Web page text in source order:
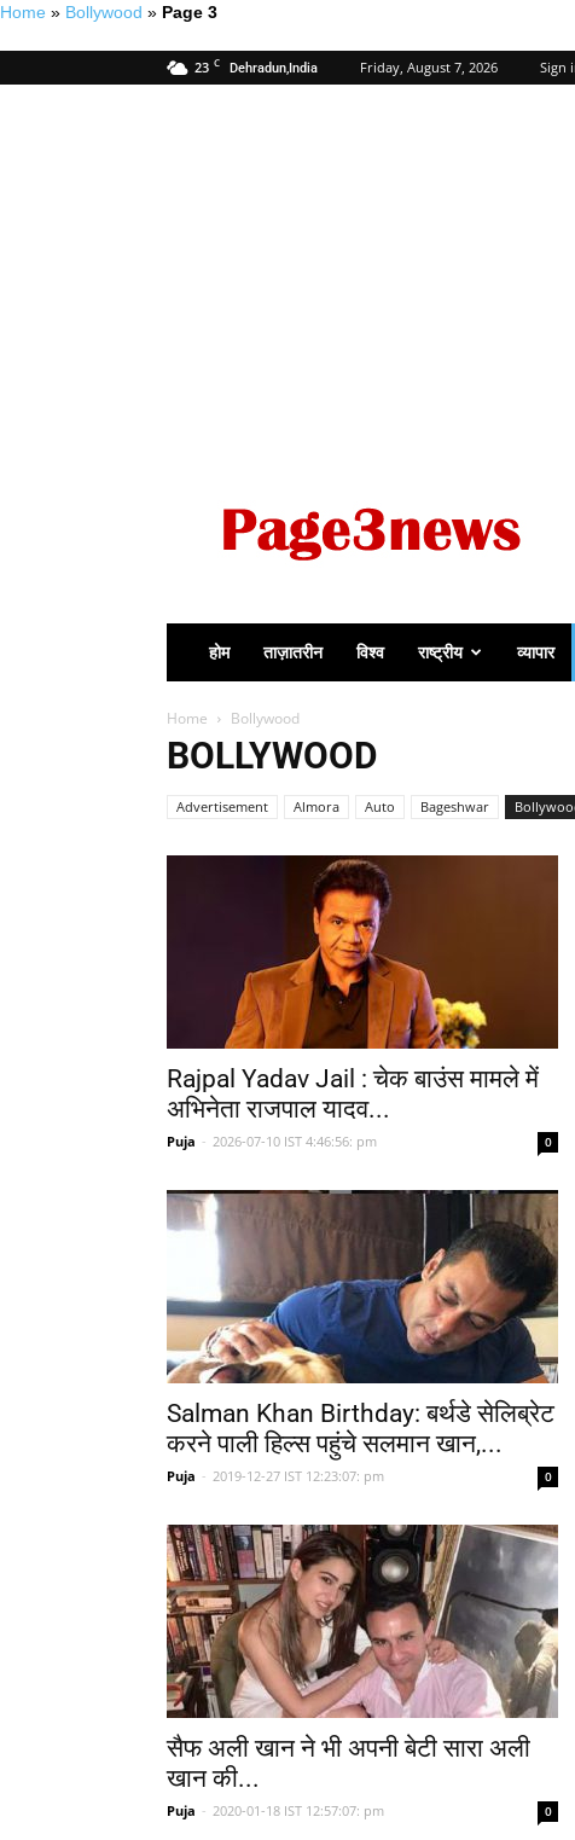
Home » Bollywood » Page 3
23 C Dehradun,India Friday, August 7, 2026 Sign
Three
होम ताज़ातरीन विश्व राष्ट्रीय व्यापार
Home Bollywood
BOLLYWOOD
Advertisement Almora Auto Bageshwar
Rajpal Yadav Jail : चेक बाउंस मामले में
अभिनेता राजपाल यादव...
Puja - 2026-07-10 IST 4:46:56: pm 0
Salman Khan Birthday: बर्थडे सेलिब्रेट
करने पाली हिल्स पहुंचे सलमान खान,...
Puja - 2019-12-27 IST 12:23:07: pm 0
सैफ अली खान ने भी अपनी बेटी सारा अली
खान की...
Puja - 2020-01-18 IST 12:57:07: pm 0